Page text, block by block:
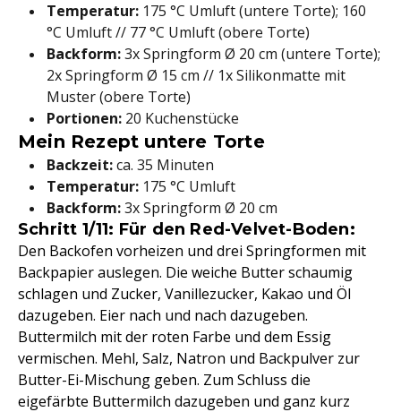
Temperatur: 175 °C Umluft (untere Torte); 160
°C Umluft // 77 °C Umluft (obere Torte)
Backform:3x Springform Ø 20 cm (untere Torte);
2x Springform Ø 15 cm // 1x Silikonmatte mit
Muster (obere Torte)
Portionen: 20 Kuchenstücke
Mein Rezept untere Torte
Backzeit:ca. 35 Minuten
Temperatur: 175 °C Umluft
Backform:3x Springform Ø 20 cm
Schritt 1/11: Für den Red-Velvet-Boden:
Den Backofen vorheizen und drei Springformen mit
Backpapier auslegen. Die weiche Butter schaumig
schlagen und Zucker, Vanillezucker, Kakao und Öl
dazugeben. Eier nach und nach dazugeben.
Buttermilch mit der roten Farbe und dem Essig
vermischen. Mehl, Salz, Natron und Backpulver zur
Butter-Ei-Mischung geben. Zum Schluss die
eigefärbte Buttermilch dazugeben und ganz kurz